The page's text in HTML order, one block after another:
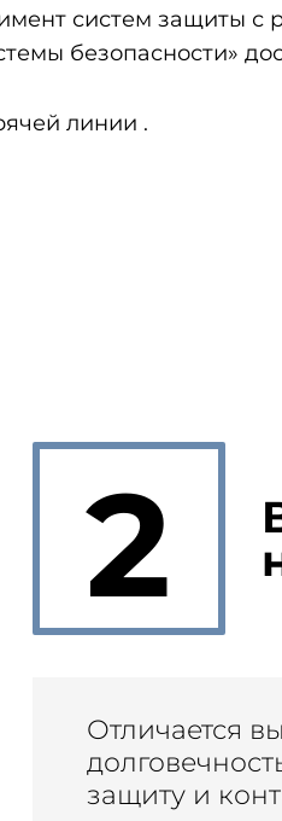
систем защиты
безопасности»
линии .
2
Отличается
защиту и